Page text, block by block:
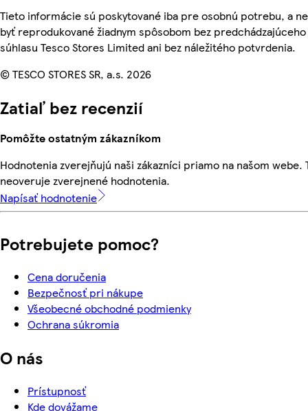
Tieto informácie sú poskytované iba pre osobnú potrebu, a
byť reprodukované žiadnym spôsobom bez predchádzajúceho
súhlasu Tesco Stores Limited ani bez náležitého potvrdenia.
© TESCO STORES SR, a.s. 2026
Zatiaľ bez recenzií
Pomôžte ostatným zákazníkom
Hodnotenia zverejňujú naši zákazníci priamo na našom webe.
neoveruje zverejnené hodnotenia.
Napísať hodnotenie
Potrebujete pomoc?
Cena doručenia
Bezpečnosť pri nákupe
Všeobecné obchodné podmienky
Ochrana súkromia
O nás
Prístupnosť
Kde dovážame